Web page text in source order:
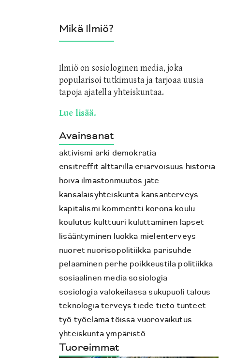
Mikä Ilmiö?
Ilmiö on sosiologinen media, joka
popularisoi tutkimusta ja tarjoaa uusia
tapoja ajatella yhteiskuntaa.
Lue lisää.
Avainsanat
aktivismi arki demokratia
ensitreffit alttarilla eriarvoisuus historia
hoiva ilmastonmuutos jäte
kansalaisyhteiskunta kansanterveys
kapitalismi kommentti korona koulu
koulutus kulttuuri kuluttaminen lapset
lisääntyminen luokka mielenterveys
nuoret nuorisopolitiikka parisuhde
pelaaminen perhe poikkeustila politiikka
sosiaalinen media sosiologia
sosiologia valokeilassa sukupuoli talous
teknologiaterveys tiede tieto tunteet
työ työelämä töissä vuorovaikutus
yhteiskuntaympäristö
Tuoreimmat